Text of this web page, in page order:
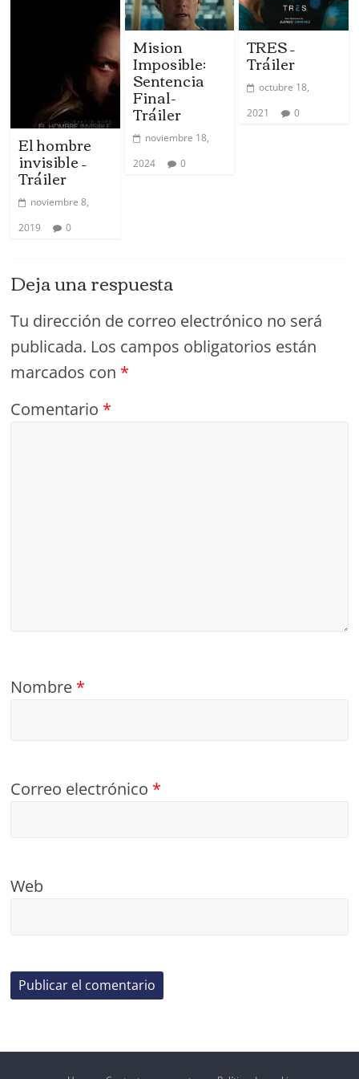
El hombre
invisible –
Tráiler
noviembre 8,
2019
0
Mision
Imposible:
Sentencia
Final-
Tráiler
noviembre 18,
2024
0
TRES –
Tráiler
octubre 18,
2021
0
Deja una respuesta
Tu dirección de correo electrónico no será
publicada. Los campos obligatorios están
marcados con *
Comentario *
Nombre *
Correo electrónico *
Web